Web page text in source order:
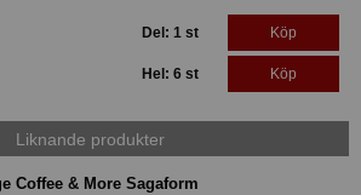
Del: 1 st Köp
Hel: 6 st Köp
Liknande produkter
Coffee & More Sagaform